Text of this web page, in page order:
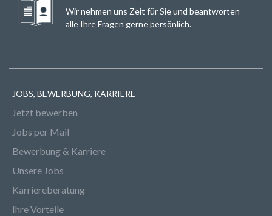
Wir nehmen uns Zeit für Sie und beantworten
alle Ihre Fragen gerne persönlich.
JOBS, BEWERBUNG, KARRIERE
Jetzt bewerben
Jobs per Mail
Bewerbung & Karriere
Unsere Jobs
Karriereberatung
Ihre Vorteile